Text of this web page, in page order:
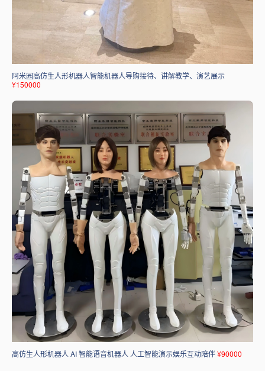
阿米园高仿生人形机器人智能机器人导购接待、讲解教学、演艺展示
¥150000
高仿生人形机器人 AI 智能语音机器人 人工智能演示娱乐互动陪伴¥90000